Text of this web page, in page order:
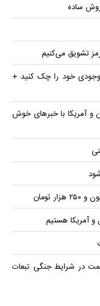
روش ساده
تشویق می‌کنیم
حالا موجودی خود را چک کنید +
و آمریکا با خبرهای خوش
و آمریکا هستیم
در شرایط جنگی تبعات